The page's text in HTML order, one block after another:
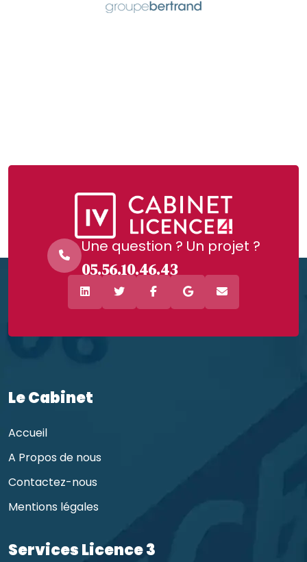
Une question ? Un projet ?
05.56.10.46.43
Le Cabinet
Accueil
A Propos de nous
Contactez-nous
Mentions légales
Services Licence 3